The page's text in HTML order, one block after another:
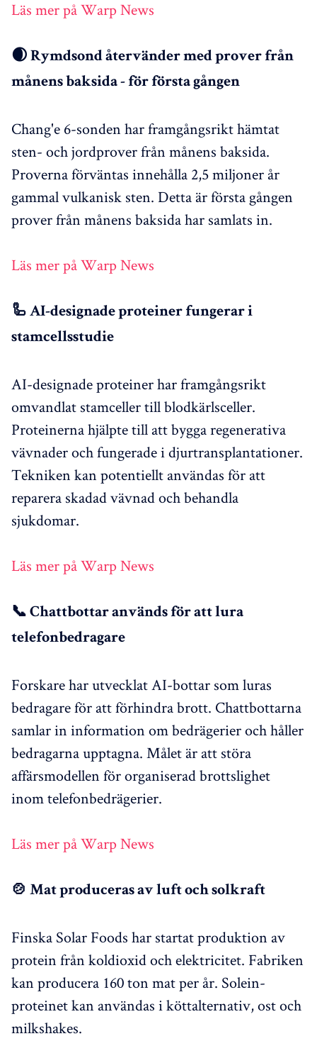
Läs mer på Warp News
🌒 Rymdsond återvänder med prover från
månens baksida - för första gången
Chang'e 6-sonden har framgångsrikt hämtat
sten- och jordprover från månens baksida.
Proverna förväntas innehålla 2,5 miljoner år
gammal vulkanisk sten. Detta är första gången
prover från månens baksida har samlats in.
Läs mer på Warp News
🦾 AI-designade proteiner fungerar i
stamcellsstudie
AI-designade proteiner har framgångsrikt
omvandlat stamceller till blodkärlsceller.
Proteinerna hjälpte till att bygga regenerativa
vävnader och fungerade i djurtransplantationer.
Tekniken kan potentiellt användas för att
reparera skadad vävnad och behandla
sjukdomar.
Läs mer på Warp News
📞 Chattbottar används för att lura
telefonbedragare
Forskare har utvecklat AI-bottar som luras
bedragare för att förhindra brott. Chattbottarna
samlar in information om bedrägerier och håller
bedragarna upptagna. Målet är att störa
affärsmodellen för organiserad brottslighet
inom telefonbedrägerier.
Läs mer på Warp News
🍲 Mat produceras av luft och solkraft
Finska Solar Foods har startat produktion av
protein från koldioxid och elektricitet. Fabriken
kan producera 160 ton mat per år. Solein-
proteinet kan användas i köttalternativ, ost och
milkshakes.